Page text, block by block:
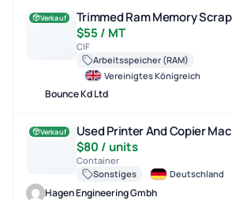
Trimmed Ram Memory Scrap Gold Finger
Verkauf
Trimmed Ram Memory
$55 / MT
CIF
Arbeitsspeicher (RAM)
Vereinigtes Königreich
Bounce Kd Ltd
Used Printer And Copier Machines
Verkauf
Used Printer And Copier
$80 / units
Container
Sonstiges
Deutschland
Hagen Engineering Gmbh